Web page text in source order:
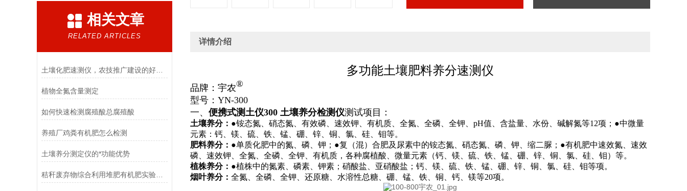
相关文章
RELATED ARTICLES
土壤化肥速测仪，农技推广建设的好帮手
植物全氮含量测定
如何快速检测腐殖酸总腐殖酸
养殖厂鸡粪有机肥怎么检测
土壤养分测定仪的*功能优势
秸秆废弃物综合利用堆肥有机肥实验室检测仪器设备
详情介绍
多功能土壤肥料养分速测仪
品牌：宇农®
型号：YN-300
一、 便携式测土仪300 土壤养分检测仪测试项目：
土壤养分： ●铵态氮、硝态氮、有效磷、速效钾、有机质、全氮、全磷、全钾、 pH值、含盐量、水份、碱解氮等12项； ●中微量
元素：钙、镁、硫、铁、锰、硼、锌、铜、氯、硅、钼等。
肥料养分： ●单质化肥中的氮、磷、钾； ●复（混）合肥及尿素中的铵态氮、硝态氮、磷、钾、缩二脲； ●有机肥中速效氮、速效
磷、速效钾、全氮、全磷、全钾、有机质，各种腐植酸、微量元素（钙、镁、硫、铁、锰、硼、锌、铜、氯、硅、钼）等。
植株养分： ●植株中的氮素、磷素、钾素；硝酸盐、亚硝酸盐；钙、镁、硫、铁、锰、硼、锌、铜、氯、硅、钼等项。
烟叶养分： 全氮、全磷、全钾、还原糖、水溶性总糖、硼、锰、铁、铜、钙、镁等20项。